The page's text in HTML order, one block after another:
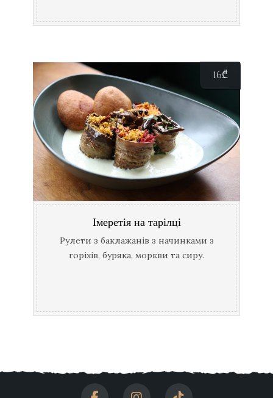
16₾
Імеретія на тарілці
Рулети з баклажанів з начинками з
горіхів, буряка, моркви та сиру.